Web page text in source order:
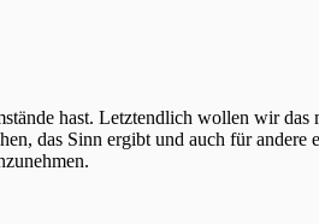
hast. Letztendlich wollen wir das
das Sinn ergibt und auch für andere